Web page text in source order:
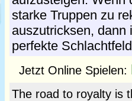
starke Truppen zu
auszutricksen,
perfekte
Jetzt Online Spielen:
The road to royalty is